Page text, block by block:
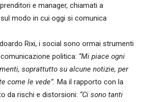
e manager, chiamati a
modo in cui oggi si comunica
Rixi, i social sono ormai strumenti
politica: “Mi piace ogni
soprattutto su alcune notizie, per
come le vede”. Ma il rapporto con la
da rischi e distorsioni: “Ci sono tanti